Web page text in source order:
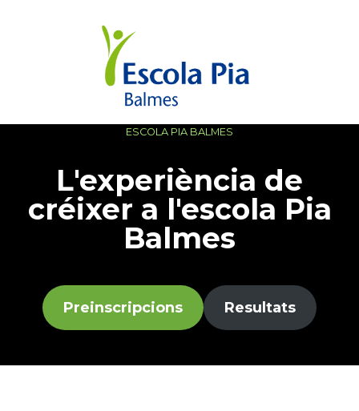
ESCOLA PIA BALMES
L'experiència de
créixer a l'escola Pia
Balmes
Preinscripcions Resultats